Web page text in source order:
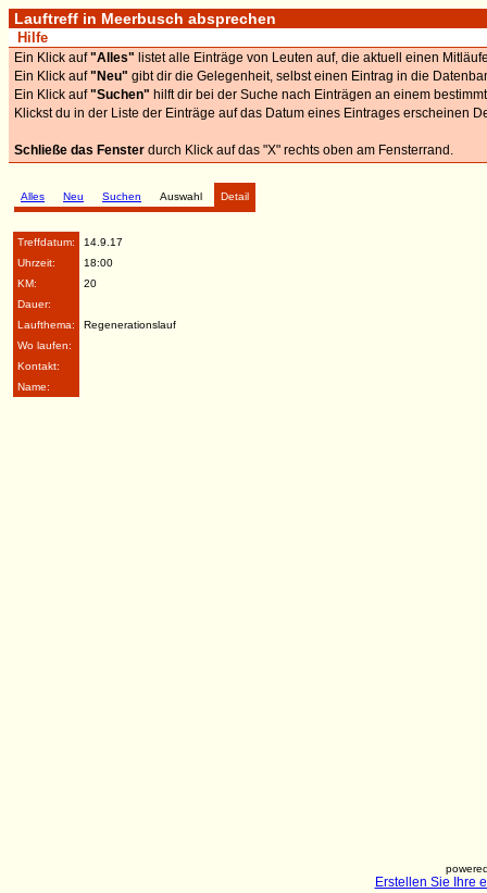
Lauftreff in Meerbusch absprechen
Hilfe
Ein Klick auf"Alles" listet alle Einträge von Leuten auf, die aktuell einen
Ein Klick auf"Neu" gibt dir die Gelegenheit, selbst einen Eintrag in die
Ein Klick auf"Suchen" hilft dir bei der Suche nach Einträgen an einem
Klickst du in der Liste der Einträge auf das Datum eines Eintrages erscheinen
Schließe das Fenster durch Klick auf das "X" rechts oben am Fensterrand.
Alles Neu Suchen Auswahl Detail
Treffdatum:
14.9.17
Uhrzeit:
18:00
KM:
20
Dauer:
Laufthema:
Regenerationslauf
Wo laufen:
Kontakt:
Name:
Erstellen Sie Ihre